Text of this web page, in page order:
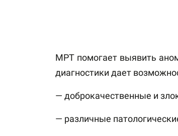
МРТ помогает выявить
диагностики дает
— доброкачественные и
— различные